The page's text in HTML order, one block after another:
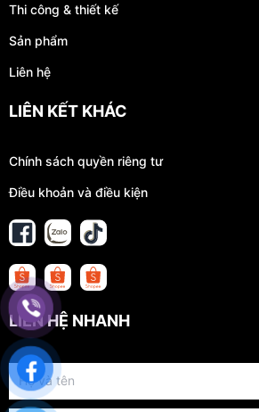
Thi công & thiết kế
Sản phẩm
Liên hệ
LIÊN KẾT KHÁC
Chính sách quyền riêng tư
Điều khoản và điều kiện
LIÊN HỆ NHANH